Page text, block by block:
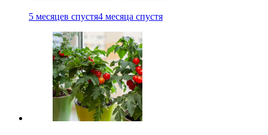
5 месяцев спустя4 месяца спустя